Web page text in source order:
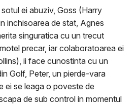
ei abuziv, Goss (Harry
inchisoarea de stat, Agnes
singuratica cu un trecut
precar, iar colaboratoarea ei
ii face cunostinta cu un
Golf, Peter, un pierde-vara
ei se leaga o poveste de
de sub control in momentul